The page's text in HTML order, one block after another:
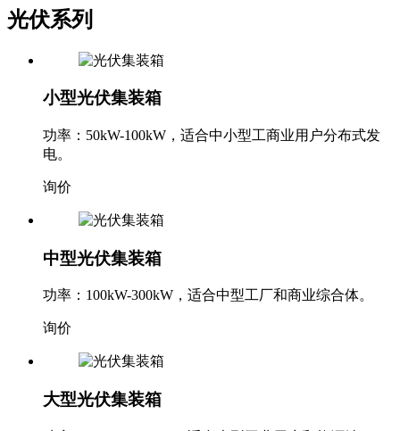
光伏系列
小型光伏集装箱
功率：50kW-100kW，适合中小型工商业用户分布式发
电。
询价
中型光伏集装箱
功率：100kW-300kW，适合中型工厂和商业综合体。
询价
大型光伏集装箱